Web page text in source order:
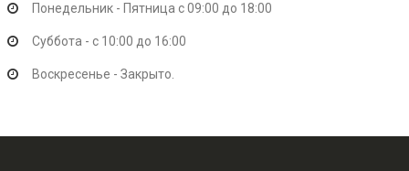
Понедельник - Пятница с 09:00 до 18:00
Суббота - с 10:00 до 16:00
Воскресенье - Закрыто.